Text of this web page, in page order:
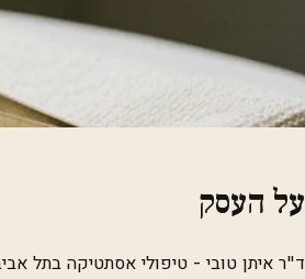
על העסק
ד"ר איתן טובי - טיפולי אסתטיקה בתל